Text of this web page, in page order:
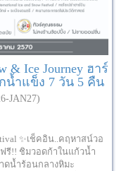
& Ice Journey ฮาร์
น้ำแข็ง 7 วัน 5 คืน
JAN27)
✨เช็คอิน..คฤหาสน์วอ
ฟรี!! ชิมวอดก้าในแก้วน้ำ
ดน้ำร้อนกลางหิมะ